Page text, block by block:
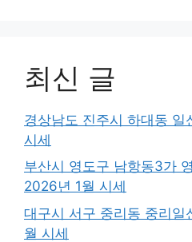
최신 글
경상남도 진주시 하대동
시세
부산시 영도구 남항동3가
2026년 1월 시세
대구시 서구 중리동 중리
월 시세